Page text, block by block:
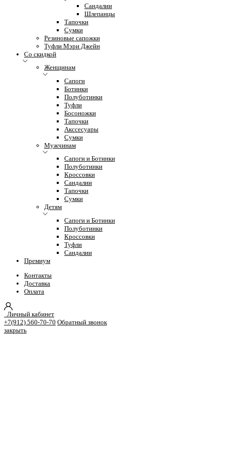
Сандалии
Шлепанцы
Тапочки
Сумки
Резиновые сапожки
Туфли Мэри Джейн
Со скидкой
Женщинам
Сапоги
Ботинки
Полуботинки
Туфли
Босоножки
Тапочки
Акссесуары
Сумки
Мужчинам
Сапоги и Ботинки
Полуботинки
Кроссовки
Сандалии
Тапочки
Сумки
Детям
Сапоги и Ботинки
Полуботинки
Кроссовки
Туфли
Сандалии
Премиум
Контакты
Доставка
Оплата
Личный кабинет
+7(912) 560-70-70 Обратный звонок
закрыть